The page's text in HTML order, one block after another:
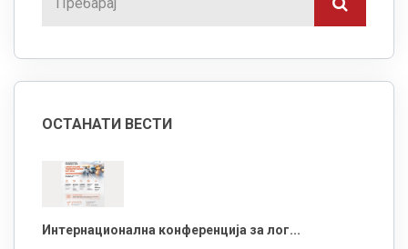
ОСТАНАТИ ВЕСТИ
Интернационална конференција за лог...